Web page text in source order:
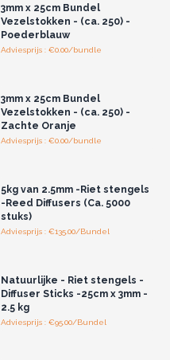
3mm x 25cm Bundel
Vezelstokken - (ca. 250) -
Poederblauw
Adviesprijs : €0.00/bundle
3mm x 25cm Bundel
Vezelstokken - (ca. 250) -
Zachte Oranje
Adviesprijs : €0.00/bundle
5kg van 2.5mm -Riet stengels
-Reed Diffusers (Ca. 5000
stuks)
Adviesprijs : €135.00/Bundel
Natuurlijke - Riet stengels -
Diffuser Sticks -25cm x 3mm -
2.5 kg
Adviesprijs : €95.00/Bundel